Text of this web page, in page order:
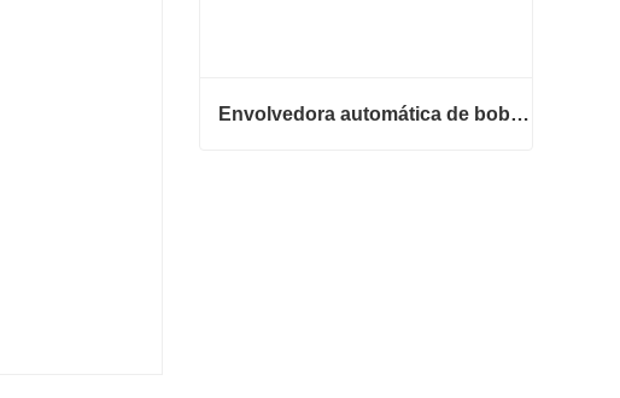
Envolvedora automática de bobinas de acero